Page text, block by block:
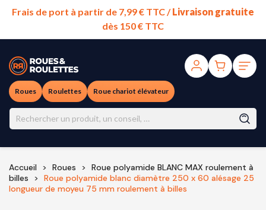
Frais de port à partir de 7,99 € TTC /Livraison gratuite
dès 150 € TTC
Roues Roulettes Roue chariot élévateur
Accueil Roues
Roue polyamide BLANC MAX roulement à
billes
Roue polyamide blanc diamètre 250 x 60 alésage 25
longueur de moyeu 75 mm roulement à billes